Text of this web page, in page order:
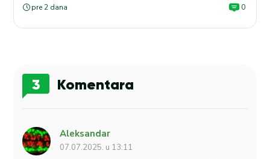
pre 2 dana 0
3 Komentara
Aleksandar
07.07.2025. u 13:11